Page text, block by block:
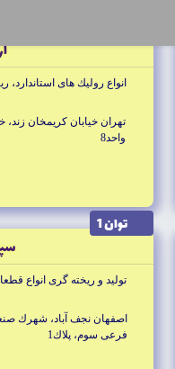
انواع روليك هاى
واحد8
توان 1
توليد و ريخته گرى انواع
فرعى سوم، پلاك1